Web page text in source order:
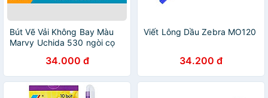
Bút Vẽ Vải Không Bay Màu
Marvy Uchida 530 ngòi cọ
34.000 đ
Viết Lông Dầu Zebra MO120
34.200 đ